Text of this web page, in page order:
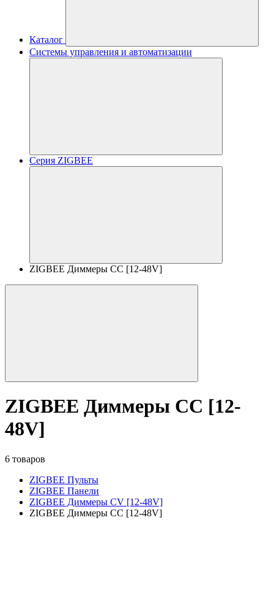
Каталог
Системы управления и автоматизации
Серия ZIGBEE
ZIGBEE Диммеры CC [12-48V]
ZIGBEE Диммеры CC [12-
48V]
6 товаров
ZIGBEE Пульты
ZIGBEE Панели
ZIGBEE Диммеры CV [12-48V]
ZIGBEE Диммеры CC [12-48V]